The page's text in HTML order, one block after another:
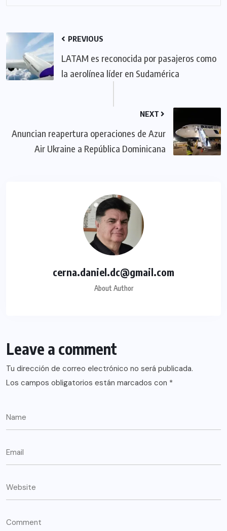
PREVIOUS
LATAM es reconocida por pasajeros como
la aerolínea líder en Sudamérica
NEXT
Anuncian reapertura operaciones de Azur
Air Ukraine a República Dominicana
cerna.daniel.dc@gmail.com
About Author
Leave a comment
Tu dirección de correo electrónico no será publicada.
Los campos obligatorios están marcados con *